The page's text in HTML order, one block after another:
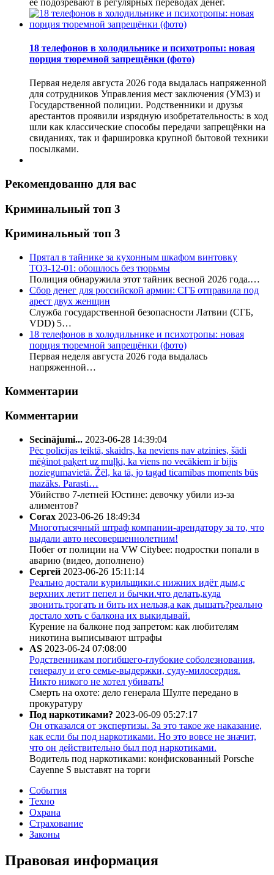
18 телефонов в холодильнике и психотропы: новая
порция тюремной запрещёнки (фото)
Первая неделя августа 2026 года выдалась напряженной
для сотрудников Управления мест заключения (УМЗ) и
Государственной полиции. Родственники и друзья
арестантов проявили изрядную изобретательность: в ход
шли как классические способы передачи запрещёнки на
свиданиях, так и фаршировка крупной бытовой техники
посылками.
Рекомендованно для вас
Криминальный топ 3
Криминальный топ 3
Прятал в тайнике за кухонным шкафом винтовку
ТОЗ-12-01: обошлось без тюрьмы
Полиция обнаружила этот тайник весной 2026 года.…
Сбор денег для российской армии: СГБ отправила под
арест двух женщин
Служба государственной безопасности Латвии (СГБ,
VDD) 5…
18 телефонов в холодильнике и психотропы: новая
порция тюремной запрещёнки (фото)
Первая неделя августа 2026 года выдалась
напряженной…
Комментарии
Комментарии
Secinājumi... 2023-06-28 14:39:04
Pēc policijas teiktā, skaidrs, ka neviens nav atzinies, šādi
mēģinot paķert uz muļķi, ka viens no vecākiem ir bijis
noziegumavietā. Žēl, ka tā, jo tagad ticamības moments būs
mazāks. Parasti…
Убийство 7-летней Юстине: девочку убили из-за
алиментов?
Corax 2023-06-26 18:49:34
Многотысячный штраф компании-арендатору за то, что
выдали авто несовершеннолетним!
Побег от полиции на VW Citybee: подростки попали в
аварию (видео, дополнено)
Сергей 2023-06-26 15:11:14
Реально достали курильщики.с нижних идёт дым,с
верхних летит пепел и бычки.что делать,куда
звонить.трогать и бить их нельзя,а как дышать?реально
достало хоть с балкона их выкидывай.
Курение на балконе под запретом: как любителям
никотина выписывают штрафы
AS 2023-06-24 07:08:00
Родственникам погибшего-глубокие соболезнования,
генералу и его семье-выдержки, суду-милосердия.
Никто никого не хотел убивать!
Смерть на охоте: дело генерала Шулте передано в
прокуратуру
Под наркотиками? 2023-06-09 05:27:17
Он отказался от экспертизы. За это такое же наказание,
как если бы под наркотиками. Но это вовсе не значит,
что он действительно был под наркотиками.
Водитель под наркотиками: конфискованный Porsche
Cayenne S выставят на торги
События
Техно
Охрана
Страхование
Законы
Правовая информация